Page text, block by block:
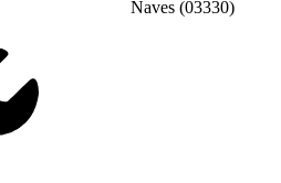
Naves (03330)